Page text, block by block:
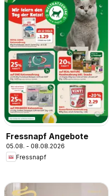
Fressnapf Angebote
05.08. - 08.08.2026
Fressnapf